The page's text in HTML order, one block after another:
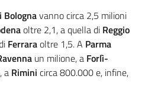
vanno circa 2,5 milioni
oltre 2,1, a quella di Reggio
Ferraraoltre 1,5. A Parma
un milione, a Forlì-
a Rimini circa 800.000 e, infine,